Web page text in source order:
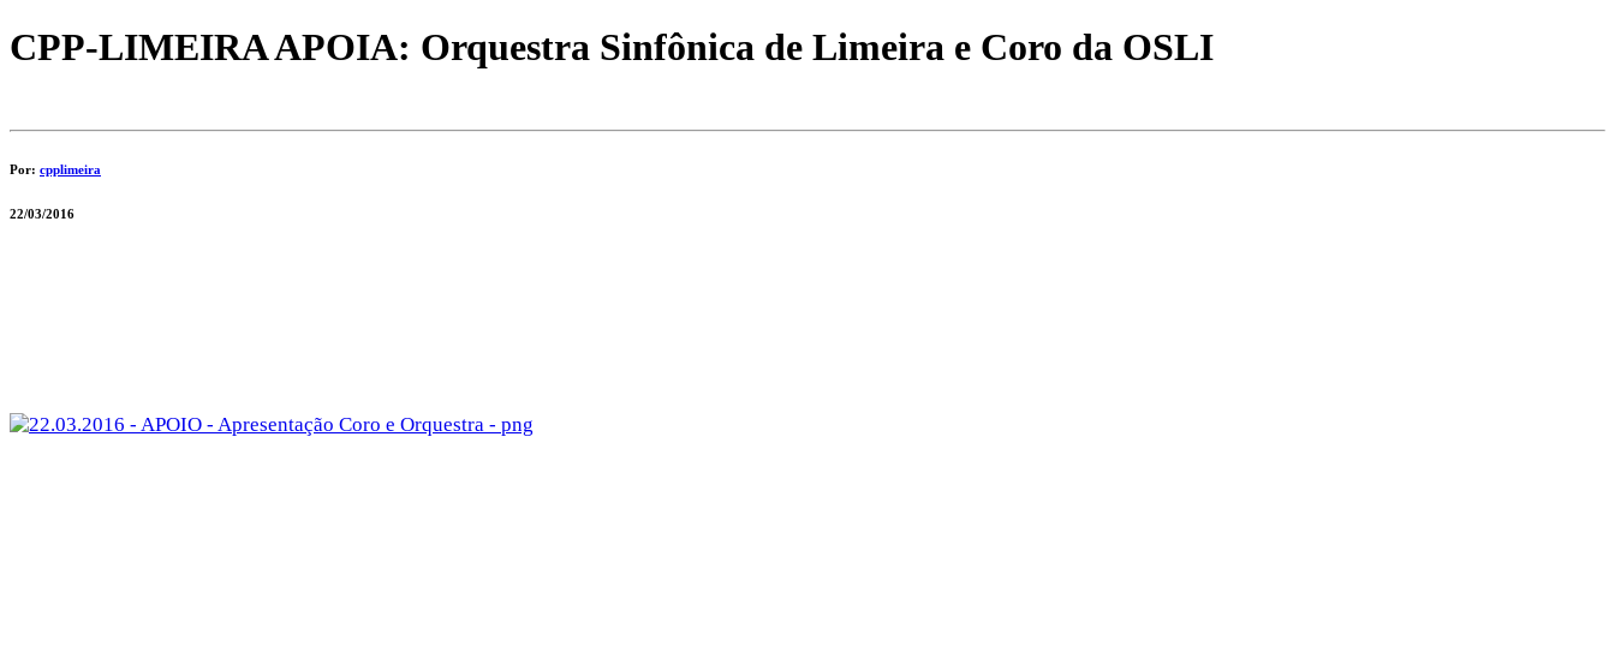
CPP-LIMEIRA APOIA: Orquestra Sinfônica de Limeira e Coro da OSLI
Por: cpplimeira
22/03/2016